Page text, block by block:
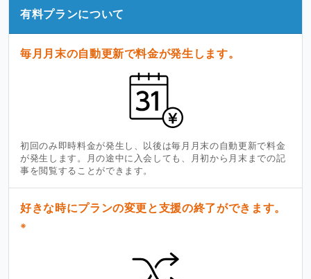
有料プランについて
毎月月末の自動更新で料金が発生します。
初回のみ即時料金が発生し、以後は毎月月末の自動更新で料金
が発生します。月の途中に入会しても、月初から月末までの記
事を閲覧することができます。
好きな時にプランの変更と支援の終了ができます。
※